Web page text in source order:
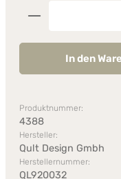
Produkt
In den
Produktnummer:
4388
Hersteller:
Qult Design Gmbh
Herstellernummer:
QL920032